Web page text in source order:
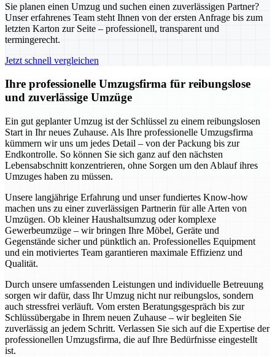
Sie planen einen Umzug und suchen einen zuverlässigen Partner?
Unser erfahrenes Team steht Ihnen von der ersten Anfrage bis zum
letzten Karton zur Seite – professionell, transparent und
termingerecht.
Jetzt schnell vergleichen
Ihre professionelle Umzugsfirma für reibungslose
und zuverlässige Umzüge
Ein gut geplanter Umzug ist der Schlüssel zu einem reibungslosen
Start in Ihr neues Zuhause. Als Ihre professionelle Umzugsfirma
kümmern wir uns um jedes Detail – von der Packung bis zur
Endkontrolle. So können Sie sich ganz auf den nächsten
Lebensabschnitt konzentrieren, ohne Sorgen um den Ablauf ihres
Umzuges haben zu müssen.
Unsere langjährige Erfahrung und unser fundiertes Know-how
machen uns zu einer zuverlässigen Partnerin für alle Arten von
Umzügen. Ob kleiner Haushaltsumzug oder komplexe
Gewerbeumzüge – wir bringen Ihre Möbel, Geräte und
Gegenstände sicher und pünktlich an. Professionelles Equipment
und ein motiviertes Team garantieren maximale Effizienz und
Qualität.
Durch unsere umfassenden Leistungen und individuelle Betreuung
sorgen wir dafür, dass Ihr Umzug nicht nur reibungslos, sondern
auch stressfrei verläuft. Vom ersten Beratungsgespräch bis zur
Schlüssübergabe in Ihrem neuen Zuhause – wir begleiten Sie
zuverlässig an jedem Schritt. Verlassen Sie sich auf die Expertise der
professionellen Umzugsfirma, die auf Ihre Bedürfnisse eingestellt
ist.